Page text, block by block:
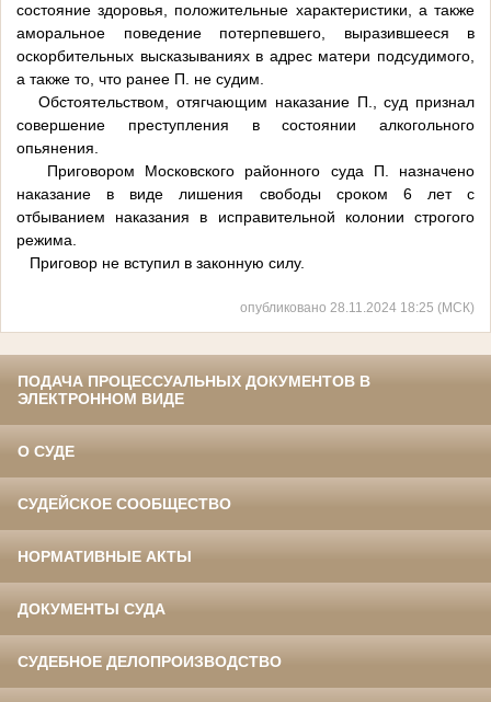
состояние здоровья, положительные характеристики, а также
аморальное поведение потерпевшего, выразившееся в
оскорбительных высказываниях в адрес матери подсудимого,
а также то, что ранее П. не судим.
Обстоятельством, отягчающим наказание П., суд признал
совершение преступления в состоянии алкогольного
опьянения.
Приговором Московского районного суда П. назначено
наказание в виде лишения свободы сроком 6 лет с
отбыванием наказания в исправительной колонии строгого
режима.
Приговор не вступил в законную силу.
опубликовано 28.11.2024 18:25 (МСК)
ПОДАЧА ПРОЦЕССУАЛЬНЫХ ДОКУМЕНТОВ В
ЭЛЕКТРОННОМ ВИДЕ
О СУДЕ
СУДЕЙСКОЕ СООБЩЕСТВО
НОРМАТИВНЫЕ АКТЫ
ДОКУМЕНТЫ СУДА
СУДЕБНОЕ ДЕЛОПРОИЗВОДСТВО